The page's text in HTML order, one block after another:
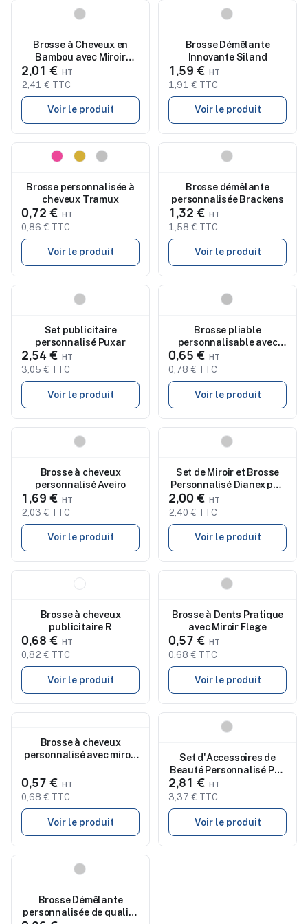
Brosse à Cheveux en
Bambou avec Miroir
Personnalisée - Bonnie
2,01 €
2,41 € TTC
Voir le produit
Brosse Démêlante
Innovante Siland
1,59 €
1,91 € TTC
Voir le produit
Nouveau
Brosse personnalisée à
cheveux Tramux
0,72 €
0,86 € TTC
Voir le produit
Brosse démêlante
personnalisée Brackens
1,32 €
1,58 € TTC
Voir le produit
Set publicitaire
personnalisé Puxar
2,54 €
3,05 € TTC
Voir le produit
Brosse pliable
personnalisable avec
miroir B BEAUTY
0,65 €
0,78 € TTC
Voir le produit
Brosse à cheveux
personnalisé Aveiro
1,69 €
2,03 € TTC
Voir le produit
Set de Miroir et Brosse
Personnalisé Dianex pas
cher
2,00 €
2,40 € TTC
Voir le produit
Brosse à cheveux
publicitaire R
0,68 €
0,82 € TTC
Voir le produit
Brosse à Dents Pratique
avec Miroir Flege
0,57 €
0,68 € TTC
Voir le produit
Brosse à cheveux
personnalisé avec miroir
0,57 €
0,68 € TTC
Voir le produit
Set d'Accessoires de
Beauté Personnalisé Pas
Cher Seido
2,81 €
3,37 € TTC
Voir le produit
Brosse Démêlante
personnalisée de qualité